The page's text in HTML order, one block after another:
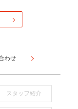
わせ
スタッフ紹介